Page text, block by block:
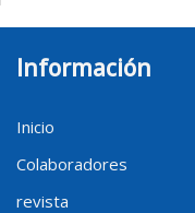
Información
Inicio
Colaboradores
revista